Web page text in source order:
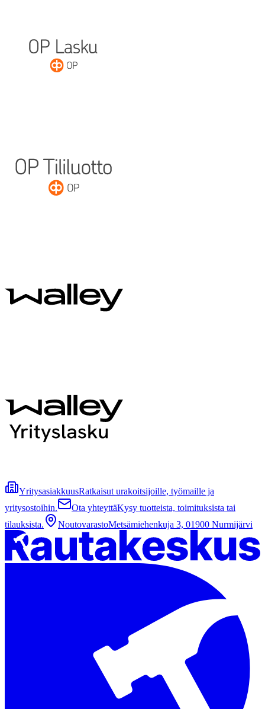
YritysasiakkuusRatkaisut urakoitsijoille, työmaille ja
yritysostoihin.
Ota yhteyttäKysy tuotteista, toimituksista tai
tilauksista.
NoutovarastoMetsämiehenkuja 3, 01900 Nurmijärvi